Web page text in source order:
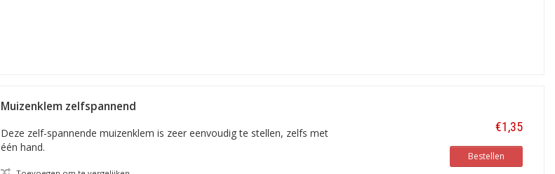
Muizenklem zelfspannend
Deze zelf-spannende muizenklem is zeer eenvoudig te stellen, zelfs met
één hand.
€1,35
Bestellen